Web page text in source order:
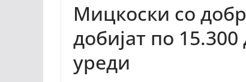
Мицкоски со
добијат по
уреди